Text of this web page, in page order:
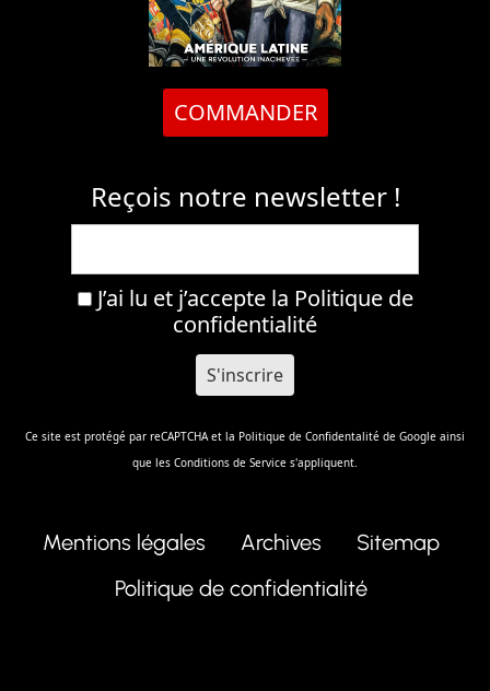
COMMANDER
Reçois notre newsletter !
J’ai lu et j’accepte la Politique de
confidentialité
Ce site est protégé par reCAPTCHA et la Politique de Confidentalité de Google ainsi
que les Conditions de Service s'appliquent.
Mentions légales Archives
Sitemap
Politique de confidentialité